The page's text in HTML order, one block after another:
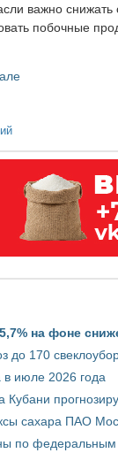
важно
побочные
на фоне
до 170
в июле 2026 года
сахара ПАО
по федеральным